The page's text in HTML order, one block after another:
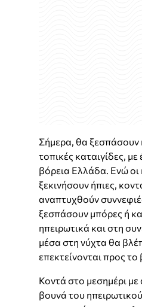
Σήμερα, θα ξεσπάσουν
τοπικές καταιγίδες,
βόρεια Ελλάδα. Ενώ οι
ξεκινήσουν ήπιες,
αναπτυχθούν
ξεσπάσουν μπόρες ή
ηπειρωτικά και στη
μέσα στη νύχτα θα
επεκτείνονται προς το
Κοντά στο μεσημέρι
βουνά του